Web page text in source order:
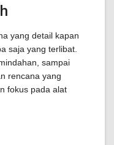
yang detail kapan
saja yang terlibat.
sampai
rencana yang
fokus pada alat